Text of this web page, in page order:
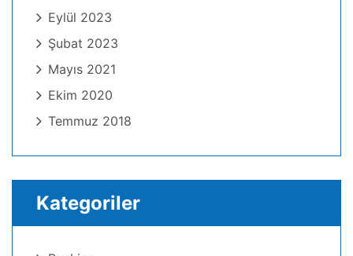
Eylül 2023
Şubat 2023
Mayıs 2021
Ekim 2020
Temmuz 2018
Kategoriler